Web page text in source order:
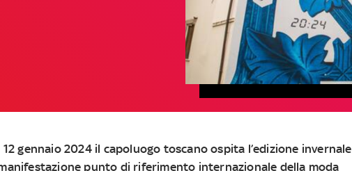
12 gennaio 2024 il capoluogo toscano ospita l’edizione invernale
punto di riferimento internazionale della moda